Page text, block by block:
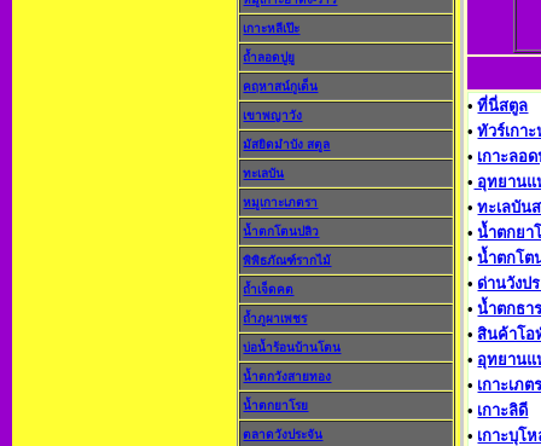
เกาะหลีเป๊ะ
ถ้ำลอดปูยู
คฤหาสน์กูเด็น
เขาพญาวัง
มัสยิดมำบัง สตูล
ทะเลบัน
หมูเกาะเภตรา
น้ำตกโตนปลิว
พิพิธภัณฑ์รากไม้
ถ้ำเจ็ดคต
ถ้ำภูผาเพชร
บ่อน้ำร้อนบ้านโตน
น้ำตกวังสายทอง
น้ำตกยาโรย
ตลาดวังประจัน
•ที่นี่สตูล
•ทัวร์เกา
• เกาะลอ
• อุทยานแ
•ทะเลบัน
•น้ำตกยา
•น้ำตกโต
• ด่านวังป
•น้ำตกธา
•สินค้าโอ
• อุทยานแ
• เกาะเภ
• เกาะลิดี
• เกาะบุโ